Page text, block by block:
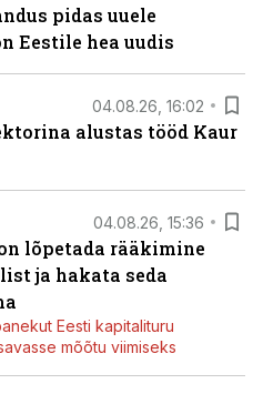
pidas uuele
Eestile hea uudis
04.08.26, 16:02
alustas tööd Kaur
04.08.26, 15:36
lõpetada rääkimine
ja hakata seda
Eesti kapitalituru
mõõtu viimiseks